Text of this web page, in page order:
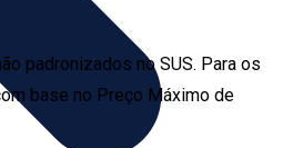
padronizados no SUS. Para os
base no Preço Máximo de